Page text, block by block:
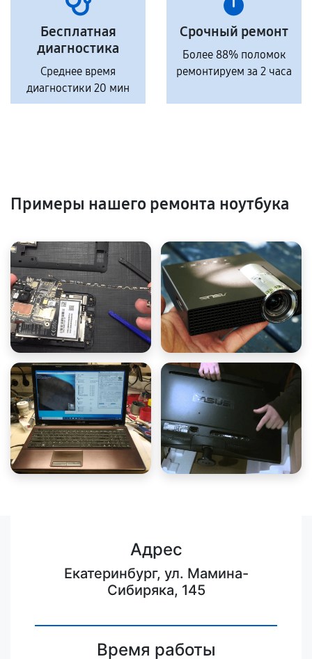
Бесплатная
диагностика
Среднее время
диагностики 20 мин
Срочный ремонт
Более 88% поломок
ремонтируем за 2 часа
Примеры нашего ремонта ноутбука
Адрес
Екатеринбург, ул. Мамина-
Сибиряка, 145
Время работы